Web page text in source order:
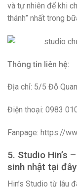
và tự nhiên để khi
thánh” nhất trong
Thông tin liên hệ:
Địa chỉ: 5/5 Đỗ
Điện thoại: 0983
Fanpage: https://
5. Studio Hin’s
sinh nhật tại đây
Hin’s Studio từ lâu